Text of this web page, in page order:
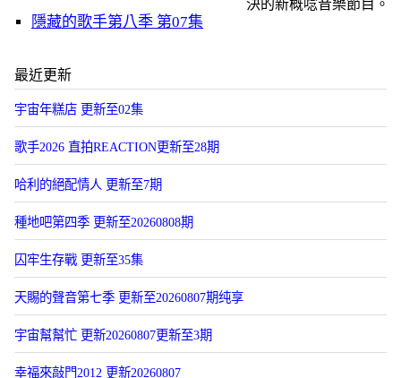
隱藏的歌手第八季 第07集
決的新概唸音樂節目。
最近更新
宇宙年糕店 更新至02集
歌手2026 直拍REACTION更新至28期
哈利的絕配情人 更新至7期
種地吧第四季 更新至20260808期
囚牢生存戰 更新至35集
天賜的聲音第七季 更新至20260807期纯享
宇宙幫幫忙 更新20260807更新至3期
幸福來敲門2012 更新20260807